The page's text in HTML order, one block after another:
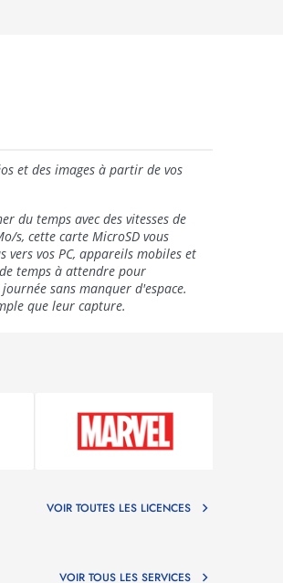
et des images à partir de vos
du temps avec des vitesses de
s, cette carte MicroSD vous
vos PC, appareils mobiles et
temps à attendre pour
sans manquer d'espace.
que leur capture.
VOIR TOUTES LES LICENCES
VOIR TOUS LES SERVICES